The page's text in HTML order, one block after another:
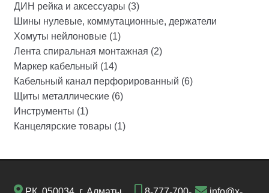
ДИН рейка и аксессуары (3)
Шины нулевые, коммутационные, держатели
Хомуты нейлоновые (1)
Лента спиральная монтажная (2)
Маркер кабельный (14)
Кабельный канал перфорированный (6)
Щиты металлические (6)
Инструменты (1)
Канцелярские товары (1)